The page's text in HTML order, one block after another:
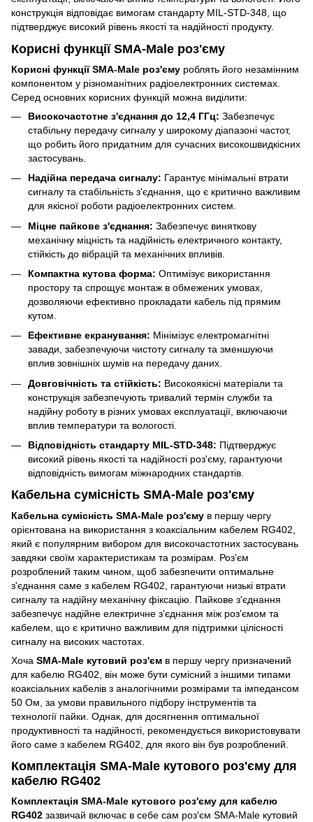
конструкція відповідає вимогам стандарту MIL-STD-348, що
підтверджує високий рівень якості та надійності продукту.
Корисні функції SMA-Male роз'єму
Корисні функції SMA-Male роз'єму роблять його незамінним
компонентом у різноманітних радіоелектронних системах.
Серед основних корисних функцій можна виділити:
Високочастотне з'єднання до 12,4 ГГц: Забезпечує
стабільну передачу сигналу у широкому діапазоні частот,
що робить його придатним для сучасних високошвидкісних
застосувань.
Надійна передача сигналу: Гарантує мінімальні втрати
сигналу та стабільність з'єднання, що є критично важливим
для якісної роботи радіоелектронних систем.
Міцне пайкове з'єднання: Забезпечує виняткову
механічну міцність та надійність електричного контакту,
стійкість до вібрацій та механічних впливів.
Компактна кутова форма: Оптимізує використання
простору та спрощує монтаж в обмежених умовах,
дозволяючи ефективно прокладати кабель під прямим
кутом.
Ефективне екранування: Мінімізує електромагнітні
завади, забезпечуючи чистоту сигналу та зменшуючи
вплив зовнішніх шумів на передачу даних.
Довговічність та стійкість: Високоякісні матеріали та
конструкція забезпечують тривалий термін служби та
надійну роботу в різних умовах експлуатації, включаючи
вплив температури та вологості.
Відповідність стандарту MIL-STD-348: Підтверджує
високий рівень якості та надійності роз'єму, гарантуючи
відповідність вимогам міжнародних стандартів.
Кабельна сумісність SMA-Male роз'єму
Кабельна сумісність SMA-Male роз'єму в першу чергу
орієнтована на використання з коаксіальним кабелем RG402,
який є популярним вибором для високочастотних застосувань
завдяки своїм характеристикам та розмірам. Роз'єм
розроблений таким чином, щоб забезпечити оптимальне
з'єднання саме з кабелем RG402, гарантуючи низькі втрати
сигналу та надійну механічну фіксацію. Пайкове з'єднання
забезпечує надійне електричне з'єднання між роз'ємом та
кабелем, що є критично важливим для підтримки цілісності
сигналу на високих частотах.
Хоча SMA-Male кутовий роз'єм в першу чергу призначений
для кабелю RG402, він може бути сумісний з іншими типами
коаксіальних кабелів з аналогічними розмірами та імпедансом
50 Ом, за умови правильного підбору інструментів та
технології пайки. Однак, для досягнення оптимальної
продуктивності та надійності, рекомендується використовувати
його саме з кабелем RG402, для якого він був розроблений.
Комплектація SMA-Male кутового роз'єму для
кабелю RG402
Комплектація SMA-Male кутового роз'єму для кабелю
RG402 зазвичай включає в себе сам роз'єм SMA-Male кутовий